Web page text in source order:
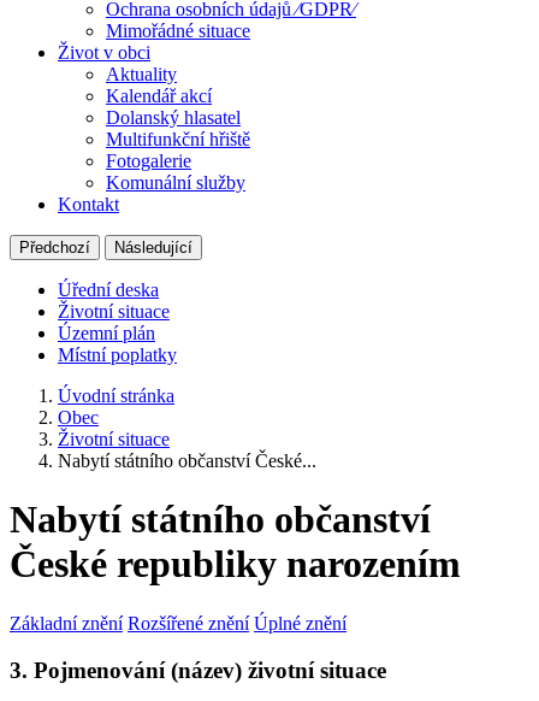
Ochrana osobních údajů ⁄GDPR⁄
Mimořádné situace
Život v obci
Aktuality
Kalendář akcí
Dolanský hlasatel
Multifunkční hřiště
Fotogalerie
Komunální služby
Kontakt
Předchozí Následující
Úřední deska
Životní situace
Územní plán
Místní poplatky
Úvodní stránka
Obec
Životní situace
Nabytí státního občanství České...
Nabytí státního občanství
České republiky narozením
Základní znění Rozšířené znění Úplné znění
3. Pojmenování (název) životní situace